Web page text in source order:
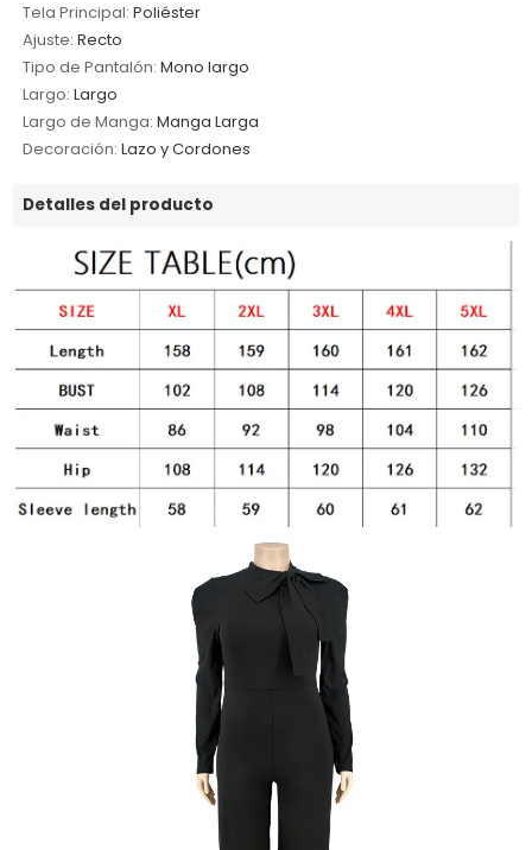
Tela Principal: Poliéster
Ajuste: Recto
Tipo de Pantalón: Mono largo
Largo: Largo
Largo de Manga: Manga Larga
Decoración: Lazo y Cordones
Detalles del producto